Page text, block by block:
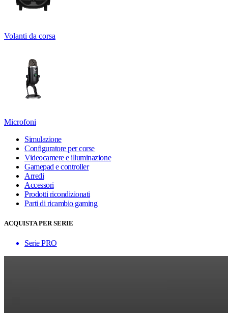
Volanti da corsa
Microfoni
Simulazione
Configuratore per corse
Videocamere e illuminazione
Gamepad e controller
Arredi
Accessori
Prodotti ricondizionati
Parti di ricambio gaming
ACQUISTA PER SERIE
Serie PRO